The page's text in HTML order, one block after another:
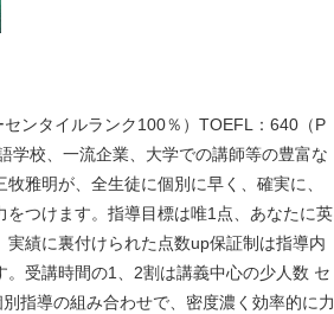
ンタイルランク100％）TOEFL：640（P
学校、一流企業、大学での講師等の豊富な
雅明が、全生徒に個別に早く、確実に、
をつけます。指導目標は唯1点、あなたに英
実績に裏付けられた点数up保証制は指導内
。受講時間の1、2割は講義中心の少人数 セ
指導の組み合わせで、密度濃く効率的に力